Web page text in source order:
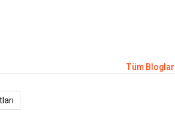
Tüm Bloglar